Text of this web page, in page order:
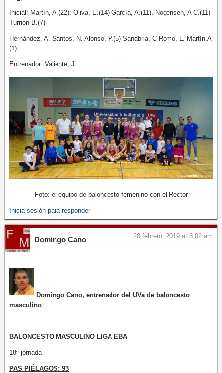
Inicial: Martín, A.(22); Oliva, E.(14) García, A.(11), Nogensen, A C.(11)
Turrión B.(7)
Hernández, A. Santos, N. Alonso, P.(5) Sanabria, C Romo, L. Martín,A
(1)
Entrenador: Valiente, J
Foto: el equipo de baloncesto femenino con el Rector
Inicia sesión para responder
Domingo Cano 28 febrero, 2019 at 3:02 am
Domingo Cano, entrenador del UVa de baloncesto
masculino.
BALONCESTO MASCULINO LIGA EBA
18ª jornada
PAS PIÉLAGOS: 93